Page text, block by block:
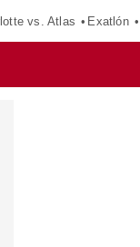
vs. Atlas Exatlón